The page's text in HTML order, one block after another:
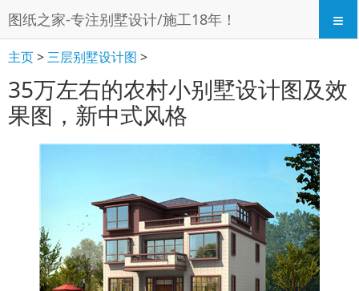
图纸之家-专注别墅设计/施工18年！ ≡
主页>三层别墅设计图 >
35万左右的农村小别墅设计图及效
果图，新中式风格